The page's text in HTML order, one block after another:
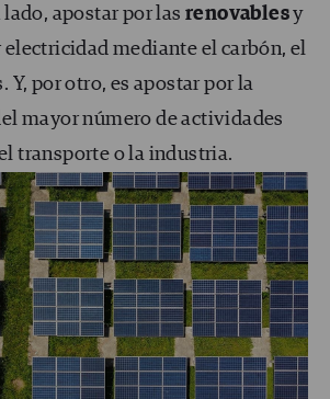
apostar por las renovablesy
electricidad mediante el carbón, el
Y, por otro, es apostar por la
mayor número de actividades
transporte o la industria.